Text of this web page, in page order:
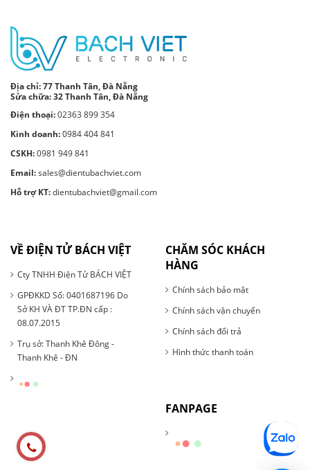
Địa chỉ:77 Thanh Tân, Đà Nẵng
Sửa chữa: 32 Thanh Tân, Đà Nẵng
Điện thoại:02363 899 354
Kinh doanh:0984 404 841
CSKH:0981 949 841
Email:sales@dientubachviet.com
Hỗ trợ KT:dientubachviet@gmail.com
VỀ ĐIỆN TỬ BÁCH VIỆT
Cty TNHH Điện Tử BÁCH VIỆT
GPĐKKD Số: 0401687196 Do
Sở KH VÀ ĐT TP.ĐN cấp :
08.07.2015
Trụ sở: Thanh Khê Đông -
Thanh Khê - ĐN
CHĂM SÓC KHÁCH
HÀNG
Chính sách bảo mật
Chính sách vận chuyển
Chính sách đổi trả
Hình thức thanh toán
FANPAGE